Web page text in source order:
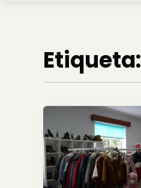
Etiqueta: